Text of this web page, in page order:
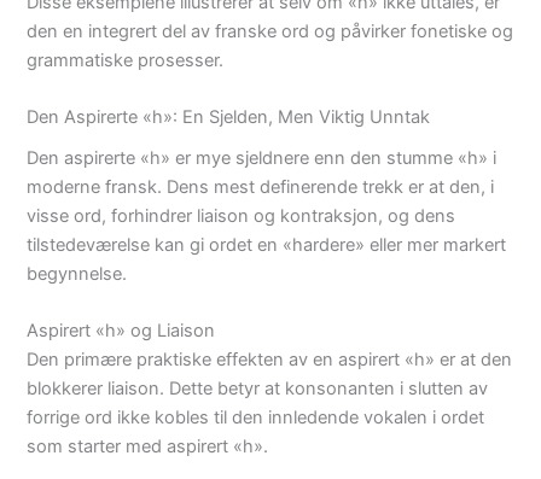
den en integrert del av franske ord og påvirker fonetiske og
grammatiske prosesser.
Den Aspirerte «h»: En Sjelden, Men Viktig Unntak
Den aspirerte «h» er mye sjeldnere enn den stumme «h» i
moderne fransk. Dens mest definerende trekk er at den, i
visse ord, forhindrer liaison og kontraksjon, og dens
tilstedeværelse kan gi ordet en «hardere» eller mer markert
begynnelse.
Aspirert «h» og Liaison
Den primære praktiske effekten av en aspirert «h» er at den
blokkerer liaison. Dette betyr at konsonanten i slutten av
forrige ord ikke kobles til den innledende vokalen i ordet
som starter med aspirert «h».